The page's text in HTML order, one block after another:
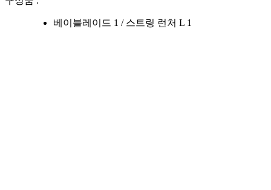
베이블레이드 1 / 스트링 런처 L 1